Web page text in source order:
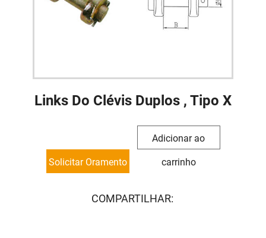
Links Do Clévis Duplos , Tipo X
Solicitar Oramento
Adicionar ao
carrinho
COMPARTILHAR: